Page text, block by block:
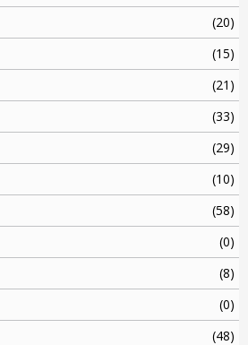
(20)
(15)
(21)
(33)
(29)
(10)
(58)
(0)
(8)
(0)
(48)